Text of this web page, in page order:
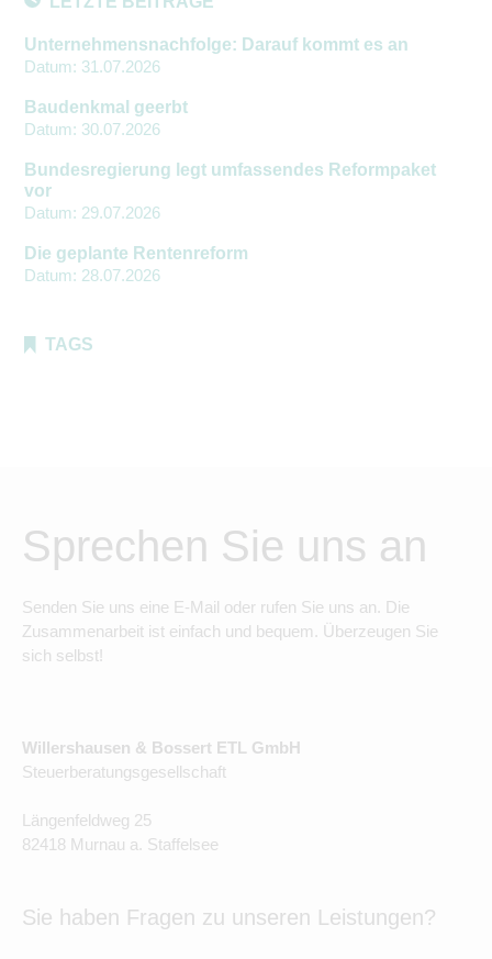
Unternehmensnachfolge: Darauf kommt es an
Datum: 31.07.2026
Baudenkmal geerbt
Datum: 30.07.2026
Bundesregierung legt umfassendes Reformpaket
vor
Datum: 29.07.2026
Die geplante Rentenreform
Datum: 28.07.2026
TAGS
Sprechen Sie uns an
Senden Sie uns eine E-Mail oder rufen Sie uns an. Die
Zusammenarbeit ist einfach und bequem. Überzeugen Sie
sich selbst!
Willershausen & Bossert ETL GmbH
Steuerberatungsgesellschaft
Längenfeldweg 25
82418 Murnau a. Staffelsee
Sie haben Fragen zu unseren Leistungen?